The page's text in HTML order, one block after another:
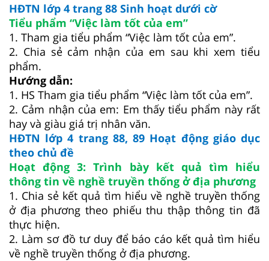
HĐTN lớp 4 trang 88 Sinh hoạt dưới cờ
Tiểu phẩm “Việc làm tốt của em”
1. Tham gia tiểu phẩm “Việc làm tốt của em”.
2. Chia sẻ cảm nhận của em sau khi xem tiểu
phẩm.
Hướng dẫn:
1. HS Tham gia tiểu phẩm “Việc làm tốt của em”.
2. Cảm nhận của em: Em thấy tiểu phẩm này rất
hay và giàu giá trị nhân văn.
HĐTN lớp 4 trang 88, 89 Hoạt động giáo dục
theo chủ đề
Hoạt động 3: Trình bày kết quả tìm hiểu
thông tin về nghề truyền thống ở địa phương
1. Chia sẻ kết quả tìm hiểu về nghề truyền thống
ở địa phương theo phiếu thu thập thông tin đã
thực hiện.
2. Làm sơ đồ tư duy để báo cáo kết quả tìm hiểu
về nghề truyền thống ở địa phương.